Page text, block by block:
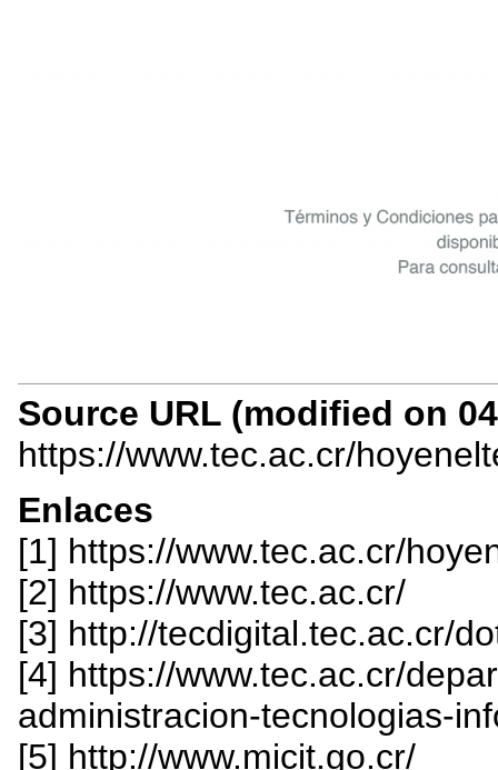
Source URL (modified on
https://www.tec.ac.cr/
Enlaces
[1] https://www.tec.ac.cr/
[2] https://www.tec.ac.cr/
[3] http://tecdigital.tec.ac.cr/
[4] https://www.tec.ac.cr/
administracion-tecnologias-
[5] http://www.micit.go.cr/